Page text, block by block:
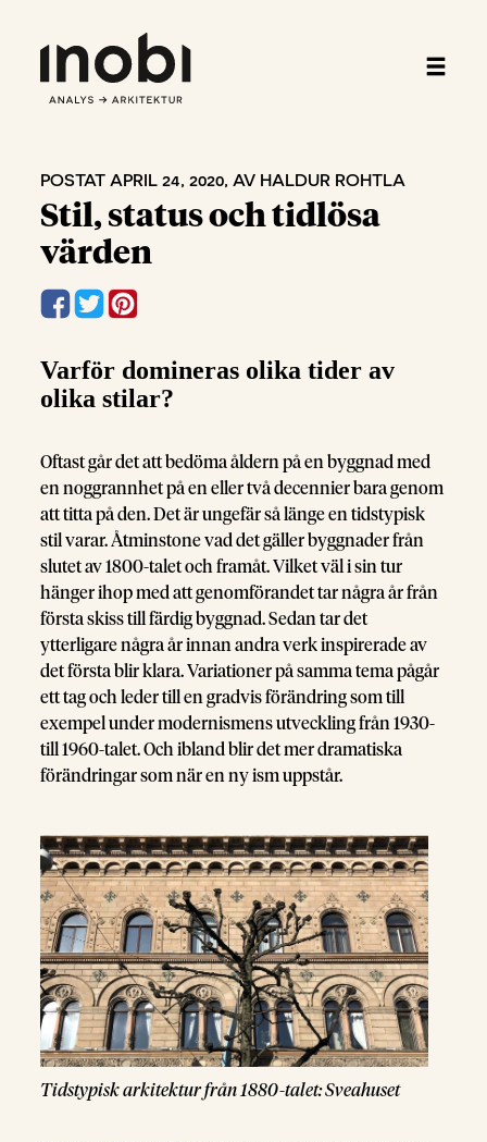
POSTAT APRIL 24, 2020, AV HALDUR ROHTLA
Stil, status och tidlösa
värden
Varför domineras olika tider av
olika stilar?
Oftast går det att bedöma åldern på en byggnad med
en noggrannhet på en eller två decennier bara genom
att titta på den. Det är ungefär så länge en tidstypisk
stil varar. Åtminstone vad det gäller byggnader från
slutet av 1800-talet och framåt. Vilket väl i sin tur
hänger ihop med att genomförandet tar några år från
första skiss till färdig byggnad. Sedan tar det
ytterligare några år innan andra verk inspirerade av
det första blir klara. Variationer på samma tema pågår
ett tag och leder till en gradvis förändring som till
exempel under modernismens utveckling från 1930-
till 1960-talet. Och ibland blir det mer dramatiska
förändringar som när en ny ism uppstår.
Tidstypisk arkitektur från 1880-talet: Sveahuset